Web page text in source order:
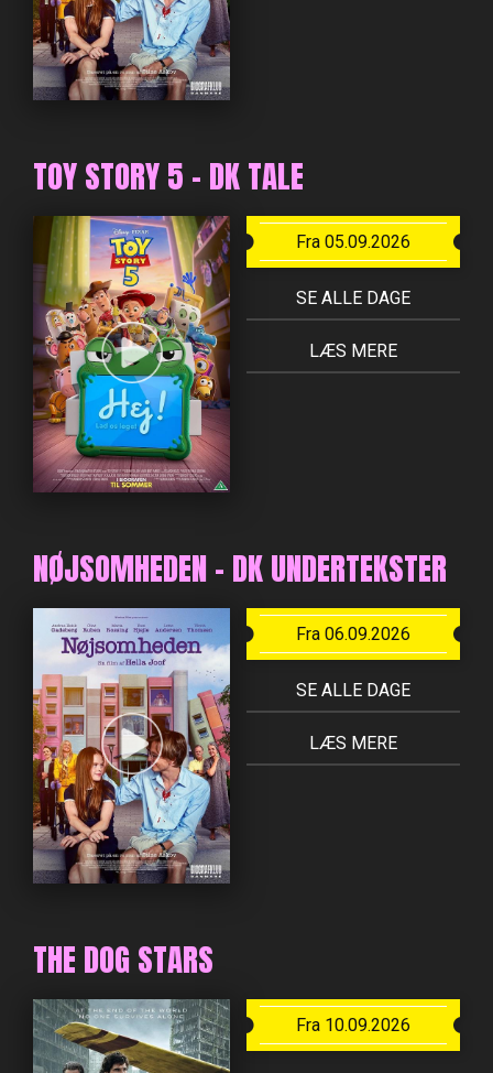
TOY STORY 5 - DK TALE
Fra 05.09.2026
SE ALLE DAGE
LÆS MERE
NØJSOMHEDEN - DK UNDERTEKSTER
Fra 06.09.2026
SE ALLE DAGE
LÆS MERE
THE DOG STARS
Fra 10.09.2026